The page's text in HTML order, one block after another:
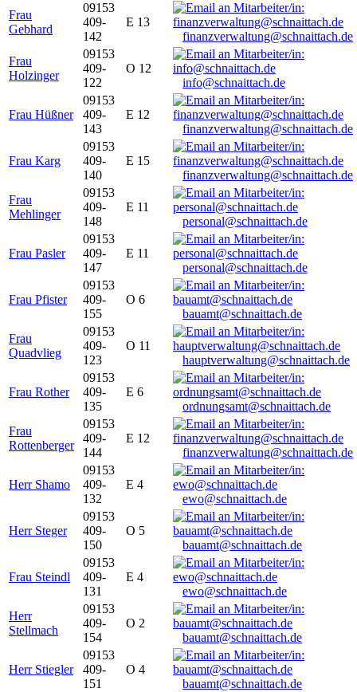
Frau
Gebhard
09153
409-
142
E 13
finanzverwaltung@schnaittach.de
Frau
Holzinger
09153
409-
122
O 12
info@schnaittach.de
Frau Hüßner
09153
409-
143
E 12
finanzverwaltung@schnaittach.de
Frau Karg
09153
409-
140
E 15
finanzverwaltung@schnaittach.de
Frau
Mehlinger
09153
409-
148
E 11
personal@schnaittach.de
Frau Pasler
09153
409-
147
E 11
personal@schnaittach.de
Frau Pfister
09153
409-
155
O 6
bauamt@schnaittach.de
Frau
Quadvlieg
09153
409-
123
O 11
hauptverwaltung@schnaittach.de
Frau Rother
09153
409-
135
E 6
ordnungsamt@schnaittach.de
Frau
Rottenberger
09153
409-
144
E 12
finanzverwaltung@schnaittach.de
Herr Shamo
09153
409-
132
E 4
ewo@schnaittach.de
Herr Steger
09153
409-
150
O 5
bauamt@schnaittach.de
Frau Steindl
09153
409-
131
E 4
ewo@schnaittach.de
Herr
Stellmach
09153
409-
154
O 2
bauamt@schnaittach.de
Herr Stiegler
09153
409-
151
O 4
bauamt@schnaittach.de